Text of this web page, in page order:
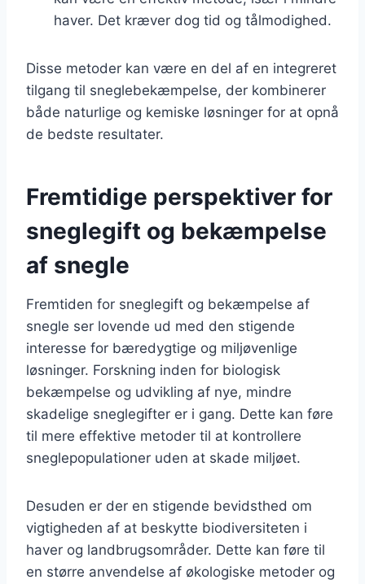
haver. Det kræver dog tid og tålmodighed.
Disse metoder kan være en del af en integreret
tilgang til sneglebekæmpelse, der kombinerer
både naturlige og kemiske løsninger for at opnå
de bedste resultater.
Fremtidige perspektiver for
sneglegift og bekæmpelse
af snegle
Fremtiden for sneglegift og bekæmpelse af
snegle ser lovende ud med den stigende
interesse for bæredygtige og miljøvenlige
løsninger. Forskning inden for biologisk
bekæmpelse og udvikling af nye, mindre
skadelige sneglegifter er i gang. Dette kan føre
til mere effektive metoder til at kontrollere
sneglepopulationer uden at skade miljøet.
Desuden er der en stigende bevidsthed om
vigtigheden af at beskytte biodiversiteten i
haver og landbrugsområder. Dette kan føre til
en større anvendelse af økologiske metoder og